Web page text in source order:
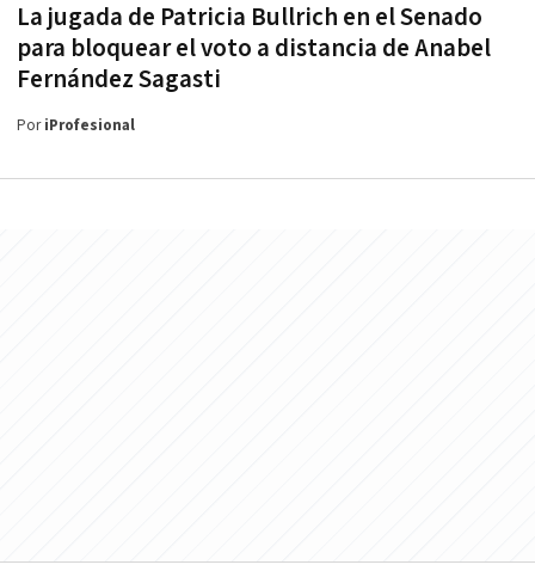
La jugada de Patricia Bullrich en el Senado
para bloquear el voto a distancia de Anabel
Fernández Sagasti
PoriProfesional